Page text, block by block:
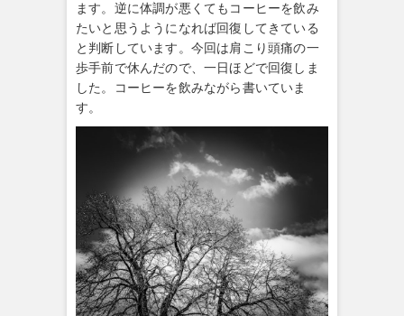
ます。逆に体調が悪くてもコーヒーを飲み
たいと思うようになれば回復してきている
と判断しています。今回は肩こり頭痛の一
歩手前で休んだので、一日ほどで回復しま
した。コーヒーを飲みながら書いていま
す。